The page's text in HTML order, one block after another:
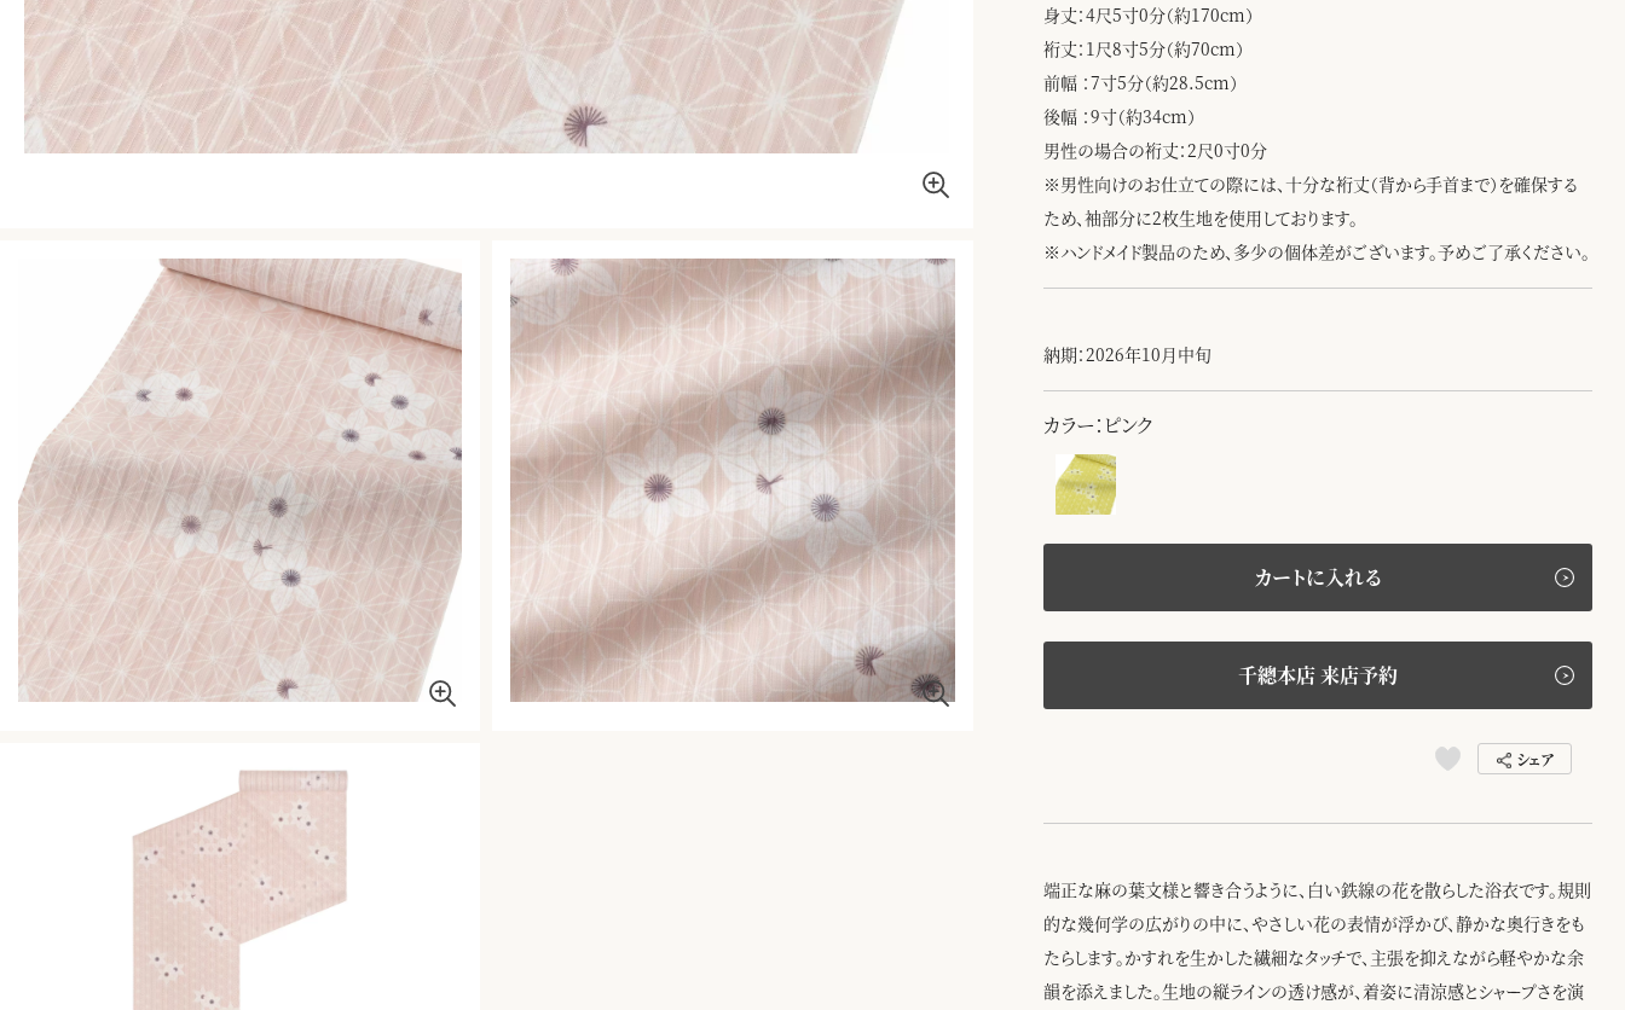
身丈：4尺5寸0分（約170cm）
裄丈：1尺8寸5分（約70cm）
前幅 ：7寸5分（約28.5cm）
後幅 ：9寸（約34cm）
男性の場合の裄丈：2尺0寸0分
※男性向けのお仕立ての際には、十分な裄丈（背から手首まで）を確保する
ため、袖部分に2枚生地を使用しております。
※ハンドメイド製品のため、多少の個体差がございます。予めご了承ください。
納期：2026年10月中旬
カラー：ピンク
カートに入れる
千總本店 来店予約
シェア
端正な麻の葉文様と響き合うように、白い鉄線の花を散らした浴衣です。規則
的な幾何学の広がりの中に、やさしい花の表情が浮かび、静かな奥行きをも
たらします。かすれを生かした繊細なタッチで、主張を抑えながら軽やかな余
韻を添えました。生地の縦ラインの透け感が、着姿に清涼感とシャープさを演